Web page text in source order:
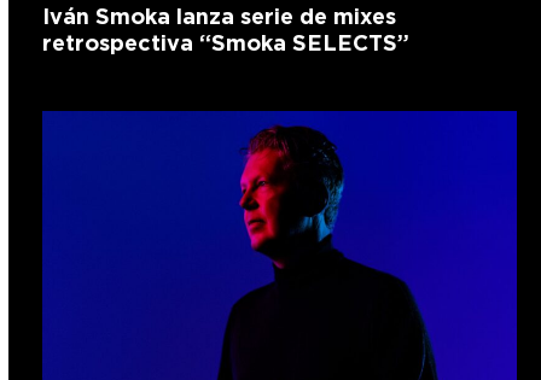
Iván Smoka lanza serie de mixes
retrospectiva “Smoka SELECTS”